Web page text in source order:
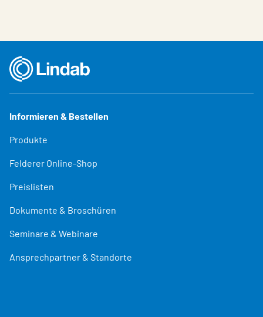
Informieren & Bestellen
Produkte
Felderer Online-Shop
Preislisten
Dokumente & Broschüren
Seminare & Webinare
Ansprechpartner & Standorte